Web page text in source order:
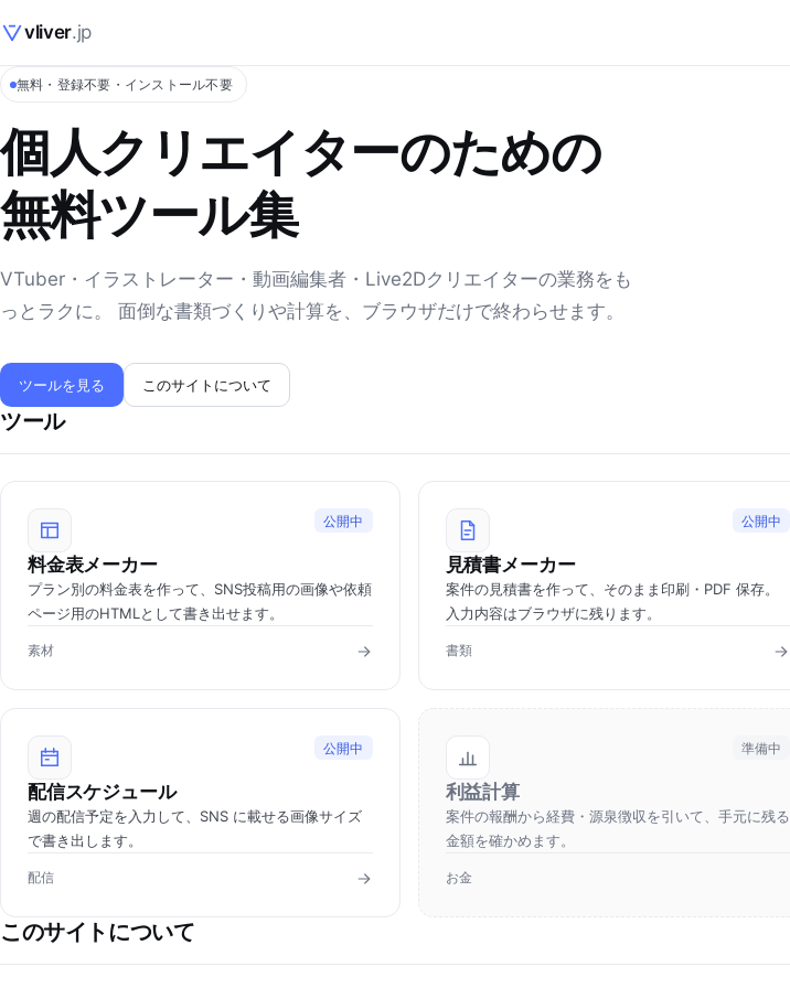
vliver.jp
無料・登録不要・インストール不要
個人クリエイターのための
無料ツール集
VTuber・イラストレーター・動画編集者・Live2Dクリエイターの業務をも
っとラクに。 面倒な書類づくりや計算を、ブラウザだけで終わらせます。
ツールを見る このサイトについて
ツール
公開中
料金表メーカー
プラン別の料金表を作って、SNS投稿用の画像や依頼
ページ用のHTMLとして書き出せます。
素材
公開中
見積書メーカー
案件の見積書を作って、そのまま印刷・PDF 保存。
入力内容はブラウザに残ります。
書類
公開中
配信スケジュール
週の配信予定を入力して、SNS に載せる画像サイズ
で書き出します。
配信
準備中
利益計算
案件の報酬から経費・源泉徴収を引いて、手元に残る
金額を確かめます。
お金
このサイトについて